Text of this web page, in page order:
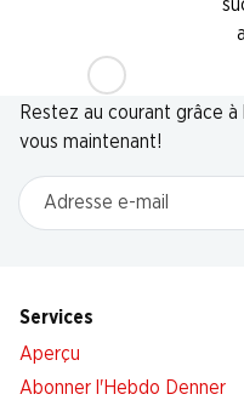
Newsletter
Restez au courant grâce
vous maintenant!
Adresse e-mail
Services
Aperçu
Abonner l'Hebdo Denner